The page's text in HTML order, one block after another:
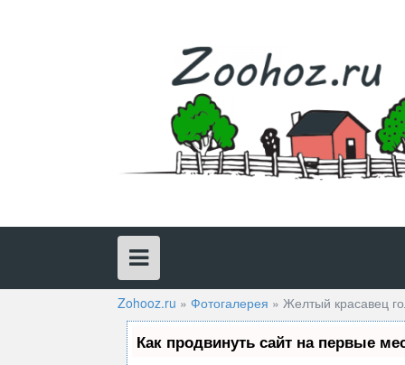
Zohooz.ru » Фотогалерея » Желтый красавец
Как продвинуть сайт на первые